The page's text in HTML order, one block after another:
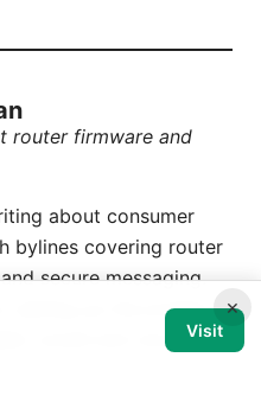
router firmware and
about consumer
bylines covering router
secure messaging.
setting up the product
would and recording
×
Visit